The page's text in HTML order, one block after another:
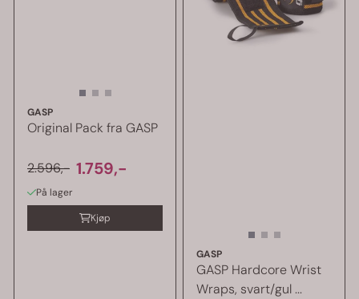
GASP
Original Pack fra GASP
2.596,- 1.759,-
På lager
Kjøp
GASP
GASP Hardcore Wrist
Wraps, svart/gul ...